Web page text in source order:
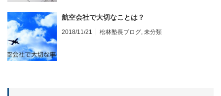
航空会社で大切なことは？
2018/11/21 松林塾長ブログ, 未分類